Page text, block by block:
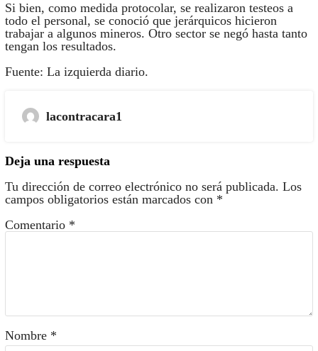
Si bien, como medida protocolar, se realizaron testeos a
todo el personal, se conoció que jerárquicos hicieron
trabajar a algunos mineros. Otro sector se negó hasta tanto
tengan los resultados.
Fuente: La izquierda diario.
lacontracara1
Deja una respuesta
Tu dirección de correo electrónico no será publicada. Los
campos obligatorios están marcados con *
Comentario *
Nombre *